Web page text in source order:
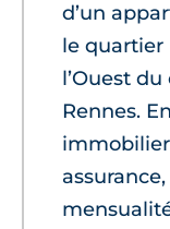
d’un
le quartier
l’Ouest
Rennes.
immobilier